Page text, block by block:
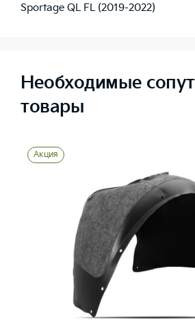
Sportage QL FL (2019-2022)
Необходимые
товары
Акция